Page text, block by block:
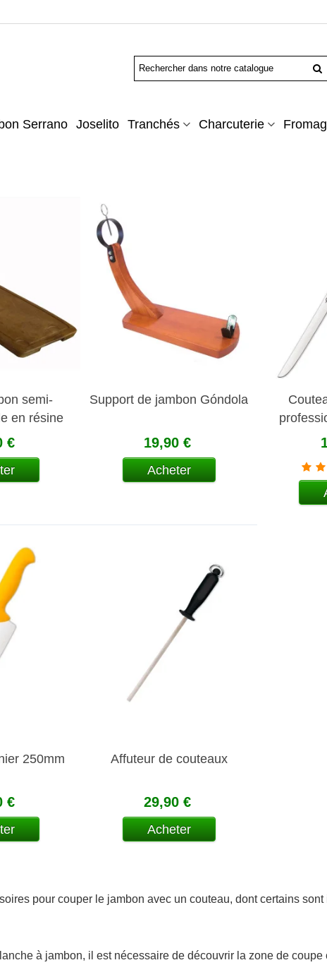
Serrano Joselito Tranchés Charcuterie
semi-
en résine
€
Support de jambon Góndola
19,90 €
Acheter
250mm
€
Affuteur de couteaux
29,90 €
Acheter
pour couper le jambon avec un couteau, dont certains
à jambon, il est nécessaire de découvrir la zone de